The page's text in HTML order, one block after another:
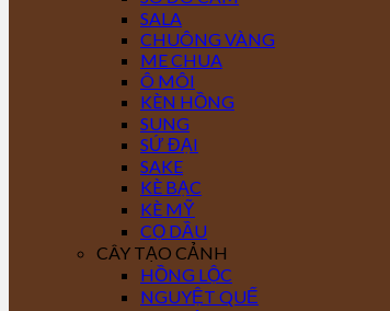
SALA
CHUÔNG VÀNG
ME CHUA
Ô MÔI
KÈN HỒNG
SUNG
SỨ ĐẠI
SAKE
KÈ BẠC
KÈ MỸ
CỌ DẦU
CÂY TẠO CẢNH
HỒNG LỘC
NGUYỆT QUẾ